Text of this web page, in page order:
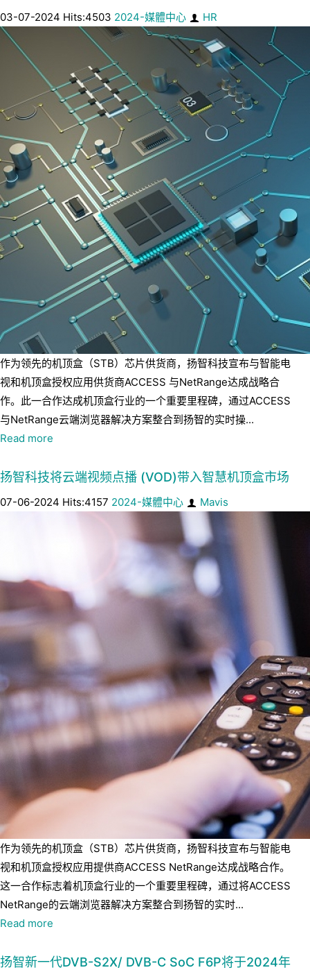
03-07-2024 Hits:4503 2024-媒體中心 HR
作为领先的机顶盒（STB）芯片供货商，扬智科技宣布与智能电
视和机顶盒授权应用供货商ACCESS 与NetRange达成战略合
作。此一合作达成机顶盒行业的一个重要里程碑，通过ACCESS
与NetRange云端浏览器解决方案整合到扬智的实时操...
Read more
扬智科技将云端视频点播 (VOD)带入智慧机顶盒市场
07-06-2024 Hits:4157 2024-媒體中心 Mavis
作为领先的机顶盒（STB）芯片供货商，扬智科技宣布与智能电
视和机顶盒授权应用提供商ACCESS NetRange达成战略合作。
这一合作标志着机顶盒行业的一个重要里程碑，通过将ACCESS
NetRange的云端浏览器解决方案整合到扬智的实时...
Read more
扬智新一代DVB-S2X/ DVB-C SoC F6P将于2024年